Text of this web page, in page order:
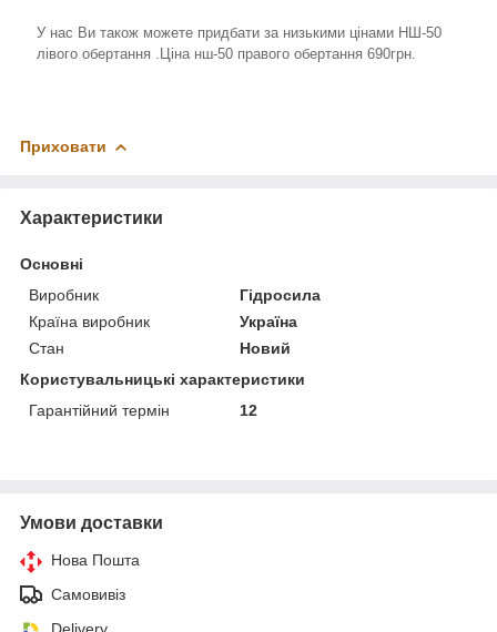
У нас Ви також можете придбати за низькими цінами НШ-50
лівого обертання .Ціна нш-50 правого обертання 690грн.
Приховати
Характеристики
Основні
Виробник
Гідросила
Країна виробник
Україна
Стан
Новий
Користувальницькі характеристики
Гарантійний термін
12
Умови доставки
Нова Пошта
Самовивіз
Delivery